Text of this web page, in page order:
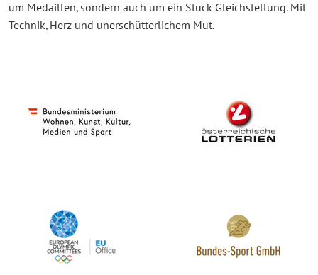
um Medaillen, sondern auch um ein Stück Gleichstellung. Mit
Technik, Herz und unerschütterlichem Mut.